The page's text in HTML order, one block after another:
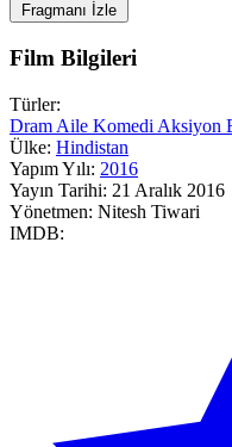
Fragmanı İzle
Film Bilgileri
Türler:
Dram Aile Komedi Aksiyon
Ülke: Hindistan
Yapım Yılı: 2016
Yayın Tarihi: 21 Aralık 2016
Yönetmen: Nitesh Tiwari
IMDB: